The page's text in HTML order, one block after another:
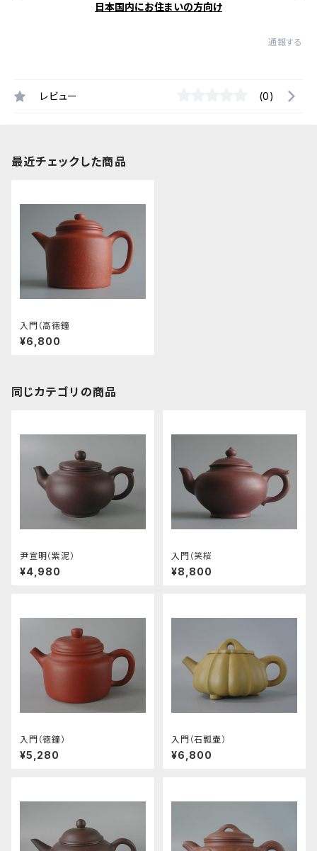
日本国内にお住まいの方向け
通報する
レビュー (0)
最近チェックした商品
入門（高徳鐘
¥6,800
同じカテゴリの商品
尹宣明（紫泥）
¥4,980
入門（笑桜
¥8,800
入門（徳鐘）
¥5,280
入門（石瓢壷）
¥6,800